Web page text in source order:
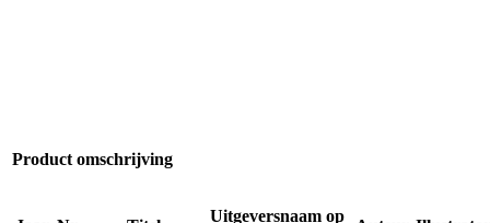
Product omschrijving
Uitgeversnaam op